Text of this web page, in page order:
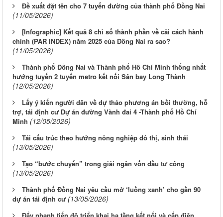
Đề xuất đặt tên cho 7 tuyến đường của thành phố Đồng Nai
(11/05/2026)
[Infographic] Kết quả 8 chỉ số thành phần về cải cách hành
chính (PAR INDEX) năm 2025 của Đồng Nai ra sao?
(11/05/2026)
Thành phố Đồng Nai và Thành phố Hồ Chí Minh thống nhất
hướng tuyến 2 tuyến metro kết nối Sân bay Long Thành
(12/05/2026)
Lấy ý kiến người dân về dự thảo phương án bồi thường, hỗ
trợ, tái định cư Dự án đường Vành đai 4 -Thành phố Hồ Chí
Minh (12/05/2026)
Tái cấu trúc theo hướng nông nghiệp đô thị, sinh thái
(13/05/2026)
Tạo “bước chuyển” trong giải ngân vốn đầu tư công
(13/05/2026)
Thành phố Đồng Nai yêu cầu mở ‘luồng xanh’ cho gần 90
dự án tái định cư (13/05/2026)